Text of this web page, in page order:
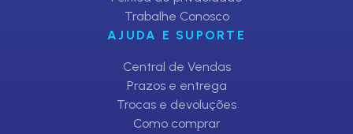
Trabalhe Conosco
AJUDA E SUPORTE
Central de Vendas
Prazos e entrega
Trocas e devoluções
Como comprar